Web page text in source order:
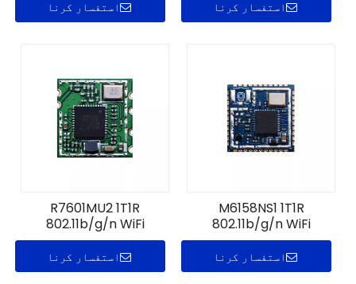
استفسار کرنا استفسار کرنا
M6158NS1 1T1R
802.11b/g/n WiFi
ماڈیول
استفسار کرنا
R7601MU2 1T1R
802.11b/g/n WiFi
ماڈیول
استفسار کرنا